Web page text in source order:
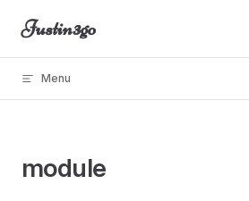
Skip to content
Justin3go
Menu
module